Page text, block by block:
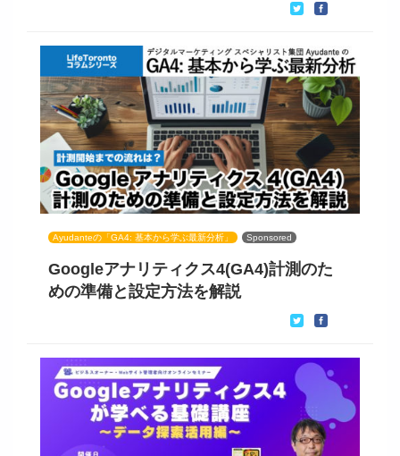
Ayudanteの「GA4: 基本から学ぶ最新分析」 Sponsored
Googleアナリティクス4(GA4)計測のた
めの準備と設定方法を解説